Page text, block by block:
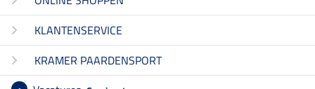
KLANTENSERVICE
KRAMER PAARDENSPORT